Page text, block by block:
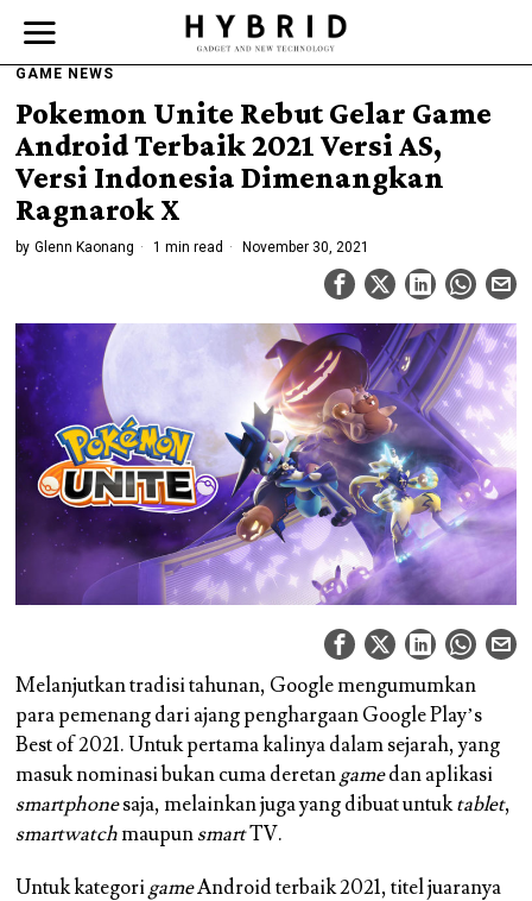
GAME NEWS
Pokemon Unite Rebut Gelar Game
Android Terbaik 2021 Versi AS,
Versi Indonesia Dimenangkan
Ragnarok X
by Glenn Kaonang 1 min read November 30, 2021
Melanjutkan tradisi tahunan, Google mengumumkan
para pemenang dari ajang penghargaan Google Play’s
Best of 2021. Untuk pertama kalinya dalam sejarah, yang
masuk nominasi bukan cuma deretangamedan aplikasi
smartphonesaja, melainkan juga yang dibuat untuktablet,
smartwatchmaupunsmartTV.
Untuk kategorigameAndroid terbaik 2021, titel juaranya